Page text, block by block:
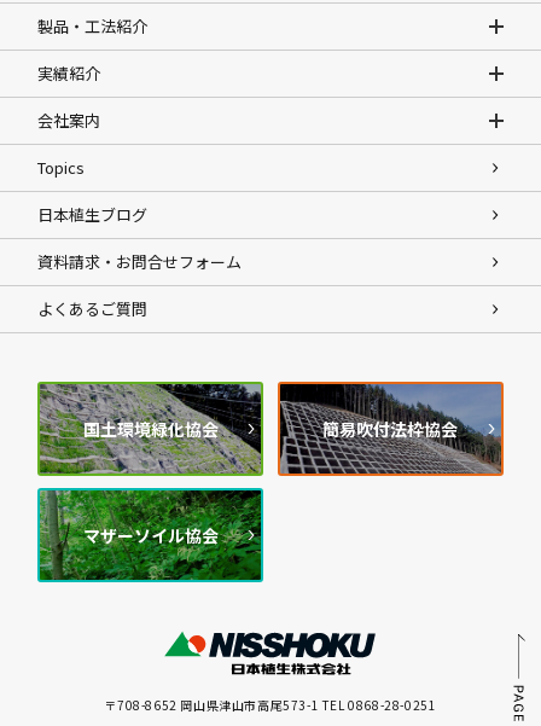
製品・工法紹介
実績紹介
会社案内
Topics
日本植生ブログ
資料請求・お問合せフォーム
よくあるご質問
国土環境緑化協会 簡易吹付法枠協会
マザーソイル協会
〒708-8652 岡山県津山市高尾573-1 TEL 0868-28-0251